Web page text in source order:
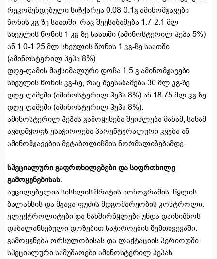
რეკომენდებული სიჩქარეა 0.08-0.1გ ამინომჟავები
წონის კგ-ზე საათში, რაც შეესაბამება 1.7-2.1 მლ
სხეულის წონის 1 კგ-ზე საათში (ამინოსტერილ ჰეპა 5%)
ან 1.0-1.25 მლ სხეულის წონის 1 კგ-ზე საათში
(ამინოსტერილ ჰეპა 8%).
დღე-ღამის მაქსიმალური დოზა 1.5 გ ამინომჟავები
სხეულის წონის კგ-ზე, რაც შეესაბამება 30 მლ კგ-ზე
დღე-ღამეში (ამინოსტერილ ჰეპა 8%) ან 18.75 მლ კგ-ზე
დღე-ღამეში (ამინოსტერილ ჰეპა 8%).
ამინოსტერილ ჰეპას გამოყენება შეიძლება მანამ, სანამ
ავადმყოფს ესაჭიროება პარენტერალური კვება ან
ამინომჟავების მეტაბოლიზმის ნორმალიზებამდე.
სპეციალური გაფრთხილებები და სიფრთხილე
გამოყენებისას:
აუცილებელია სისხლის შრატის იონოგრამის, წყლის
ბალანსის და მჟავა-ფუძის მდგომარეობის კონტროლი.
ელექტროლიტები და ნახშირწყლები უნდა დაინიშნოს
დაბალანსებული დოზებით საჭიროების შემთხვევაში.
გამოყენება ორსულობისას და ლაქტაციის პერიოდში.
სპეციალური სამუშაოები ამინოსტერილ ჰეპას